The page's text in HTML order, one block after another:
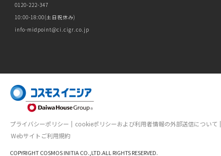
0120-222-347
10:00-18:00(土日祝休み)
info-midpoint@ci.cigr.co.jp
プライバシーポリシー
cookieポリシーおよび利用者情報の外部送信について
Webサイトご利用規約
COPYRIGHT COSMOS INITIA CO.,LTD.ALL RIGHTS RESERVED.